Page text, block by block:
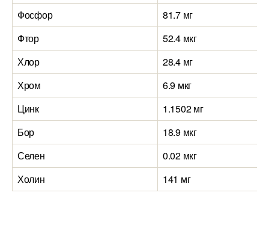
Фосфор
81.7 мг
Фтор
52.4 мкг
Хлор
28.4 мг
Хром
6.9 мкг
Цинк
1.1502 мг
Бор
18.9 мкг
Селен
0.02 мкг
Холин
141 мг